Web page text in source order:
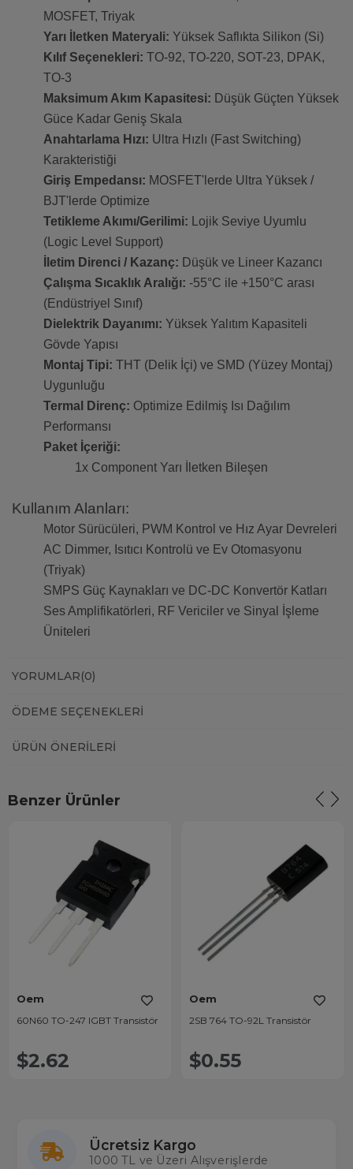
MOSFET, Triyak
Yarı İletken Materyali: Yüksek Saflıkta Silikon (Si)
Kılıf Seçenekleri: TO-92, TO-220, SOT-23, DPAK,
TO-3
Maksimum Akım Kapasitesi: Düşük Güçten Yüksek
Güce Kadar Geniş Skala
Anahtarlama Hızı: Ultra Hızlı (Fast Switching)
Karakteristiği
Giriş Empedansı: MOSFET'lerde Ultra Yüksek /
BJT'lerde Optimize
Tetikleme Akımı/Gerilimi: Lojik Seviye Uyumlu
(Logic Level Support)
İletim Direnci / Kazanç: Düşük ve Lineer Kazancı
Çalışma Sıcaklık Aralığı: -55°C ile +150°C arası
(Endüstriyel Sınıf)
Dielektrik Dayanımı: Yüksek Yalıtım Kapasiteli
Gövde Yapısı
Montaj Tipi: THT (Delik İçi) ve SMD (Yüzey Montaj)
Uygunluğu
Termal Direnç: Optimize Edilmiş Isı Dağılım
Performansı
Paket İçeriği:
1x Component Yarı İletken Bileşen
Kullanım Alanları:
Motor Sürücüleri, PWM Kontrol ve Hız Ayar Devreleri
AC Dimmer, Isıtıcı Kontrolü ve Ev Otomasyonu
(Triyak)
SMPS Güç Kaynakları ve DC-DC Konvertör Katları
Ses Amplifikatörleri, RF Vericiler ve Sinyal İşleme
Üniteleri
YORUMLAR(0)
ÖDEME SEÇENEKLERI
ÜRÜN ÖNERILERI
Benzer Ürünler
Oem
60N60 TO-247 IGBT Transistör
$2.62
Oem
2SB 764 TO-92L Transistör
$0.55
Ücretsiz Kargo
1000 TL ve Üzeri Alışverişlerde